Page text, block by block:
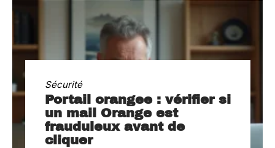
Sécurité
Portail orangee : vérifier si
un mail Orange est
frauduleux avant de
cliquer